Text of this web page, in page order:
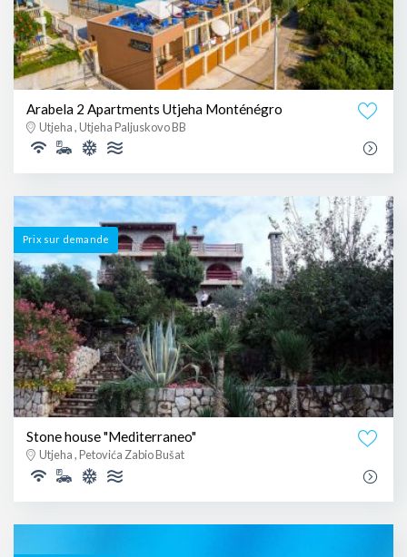
Arabela 2 Apartments Utjeha Monténégro
Utjeha , Utjeha Paljuskovo BB
Prix ​​sur demande
Stone house "Mediterraneo"
Utjeha , Petovića Zabio Bušat